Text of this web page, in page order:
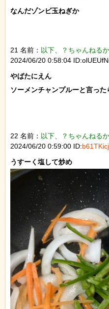
なんだゾンビ玉ねぎか
21 名前： 以下、？ちゃんねる
2024/06/20 0:58:04
やばたにえん
ソーメンチャンプルーと言った
22 名前： 以下、？ちゃんねる
2024/06/20 0:59:00 ID: